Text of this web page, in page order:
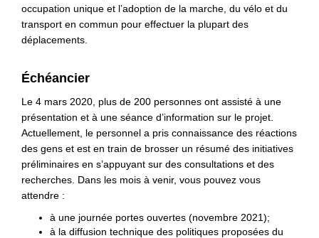
occupation unique et l’adoption de la marche, du vélo et du
transport en commun pour effectuer la plupart des
déplacements.
Échéancier
Le 4 mars 2020, plus de 200 personnes ont assisté à une
présentation et à une séance d’information sur le projet.
Actuellement, le personnel a pris connaissance des réactions
des gens et est en train de brosser un résumé des initiatives
préliminaires en s’appuyant sur des consultations et des
recherches. Dans les mois à venir, vous pouvez vous
attendre :
à une journée portes ouvertes (novembre 2021);
à la diffusion technique des politiques proposées du